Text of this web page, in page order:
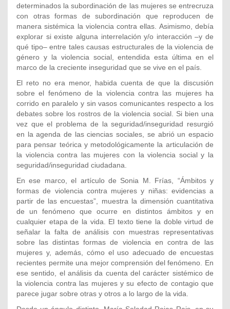
determinados la subordinación de las mujeres se entrecruza
con otras formas de subordinación que reproducen de
manera sistémica la violencia contra ellas. Asimismo, debía
explorar si existe alguna interrelación y/o interacción –y de
qué tipo– entre tales causas estructurales de la violencia de
género y la violencia social, entendida esta última en el
marco de la creciente inseguridad que se vive en el país.
El reto no era menor, habida cuenta de que la discusión
sobre el fenómeno de la violencia contra las mujeres ha
corrido en paralelo y sin vasos comunicantes respecto a los
debates sobre los rostros de la violencia social. Si bien una
vez que el problema de la seguridad/inseguridad resurgió
en la agenda de las ciencias sociales, se abrió un espacio
para pensar teórica y metodológicamente la articulación de
la violencia contra las mujeres con la violencia social y la
seguridad/inseguridad ciudadana.
En ese marco, el artículo de Sonia M. Frías, “Ámbitos y
formas de violencia contra mujeres y niñas: evidencias a
partir de las encuestas”, muestra la dimensión cuantitativa
de un fenómeno que ocurre en distintos ámbitos y en
cualquier etapa de la vida. El texto tiene la doble virtud de
señalar la falta de análisis con muestras representativas
sobre las distintas formas de violencia en contra de las
mujeres y, además, cómo el uso adecuado de encuestas
recientes permite una mejor comprensión del fenómeno. En
ese sentido, el análisis da cuenta del carácter sistémico de
la violencia contra las mujeres y su efecto de contagio que
parece jugar sobre otras y otros a lo largo de la vida.